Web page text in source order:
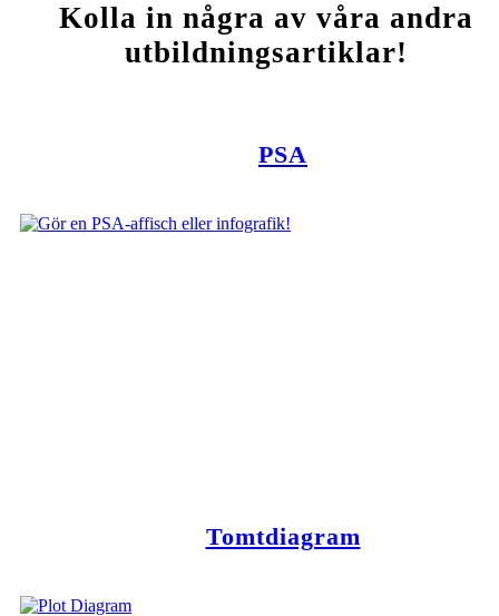
Kolla in några av våra andra
utbildningsartiklar!
PSA
Tomtdiagram